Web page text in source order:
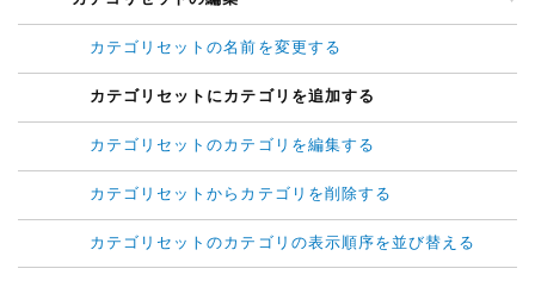
カテゴリセットの名前を変更する
カテゴリセットにカテゴリを追加する
カテゴリセットのカテゴリを編集する
カテゴリセットからカテゴリを削除する
カテゴリセットのカテゴリの表示順序を並び替える